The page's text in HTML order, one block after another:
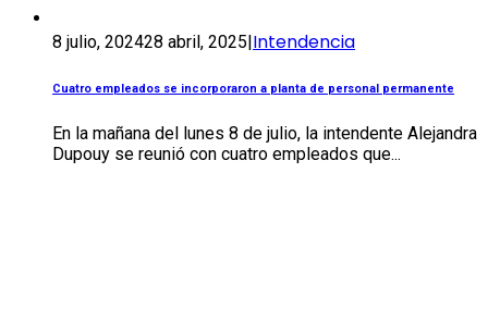
8 julio, 202428 abril, 2025|Intendencia
Cuatro empleados se incorporaron a planta de personal permanente
En la mañana del lunes 8 de julio, la intendente Alejandra
Dupouy se reunió con cuatro empleados que...